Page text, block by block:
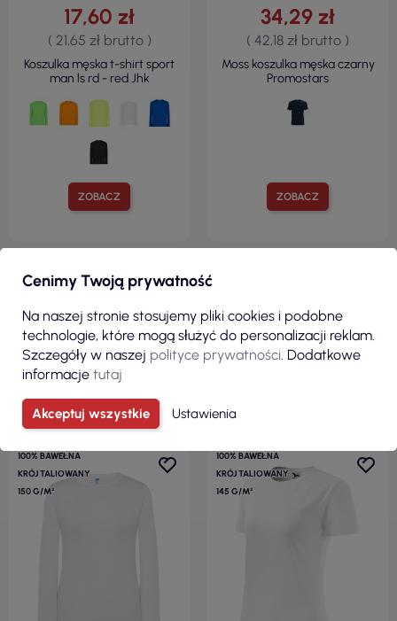
ZOBACZ
17,60 zł
( 21,65 zł brutto )
Koszulka męska t-shirt sport
man ls rd - red Jhk
ZOBACZ
34,29 zł
( 42,18 zł brutto )
Moss koszulka męska czarny
Promostars
Zobacz wszystkie produkty z kategorii
KLIENCI, KTÓRZY ZAKUPILI TEN
PRODUKT, KUPILI RÓWNIEŻ:
100% BAWEŁNA
KRÓJ TALIOWANY
150 G/M²
100% BAWEŁNA
KRÓJ TALIOWANY
145 G/M²
Cenimy Twoją prywatność
Na naszej stronie stosujemy pliki cookies i podobne
technologie, które mogą służyć do personalizacji reklam.
Szczegóły w naszej polityce prywatności . Dodatkowe
informacje tutaj
Akceptuj wszystkie Ustawienia